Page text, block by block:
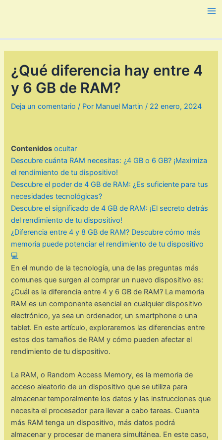
¿Qué diferencia hay entre 4
y 6 GB de RAM?
Deja un comentario / Por Manuel Martin/ 22 enero, 2024
Contenidos ocultar
Descubre cuánta RAM necesitas: ¿4 GB o 6 GB? ¡Maximiza
el rendimiento de tu dispositivo!
Descubre el poder de 4 GB de RAM: ¿Es suficiente para tus
necesidades tecnológicas?
Descubre el significado de 4 GB de RAM: ¡El secreto detrás
del rendimiento de tu dispositivo!
¿Diferencia entre 4 y 8 GB de RAM? Descubre cómo más
memoria puede potenciar el rendimiento de tu dispositivo
💻
En el mundo de la tecnología, una de las preguntas más
comunes que surgen al comprar un nuevo dispositivo es:
¿Cuál es la diferencia entre 4 y 6 GB de RAM? La memoria
RAM es un componente esencial en cualquier dispositivo
electrónico, ya sea un ordenador, un smartphone o una
tablet. En este artículo, exploraremos las diferencias entre
estos dos tamaños de RAM y cómo pueden afectar el
rendimiento de tu dispositivo.
La RAM, o Random Access Memory, es la memoria de
acceso aleatorio de un dispositivo que se utiliza para
almacenar temporalmente los datos y las instrucciones que
necesita el procesador para llevar a cabo tareas. Cuanta
más RAM tenga un dispositivo, más datos podrá
almacenar y procesar de manera simultánea. En este caso,